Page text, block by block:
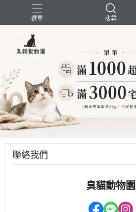
選單 搜尋
新品上市 精選商品
聯絡我們
臭貓動物園